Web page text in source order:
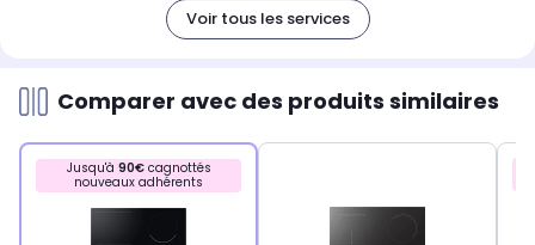
Voir tous les services
Comparer avec des produits similaires
Jusqu'à 90€cagnottés
nouveaux adhérents